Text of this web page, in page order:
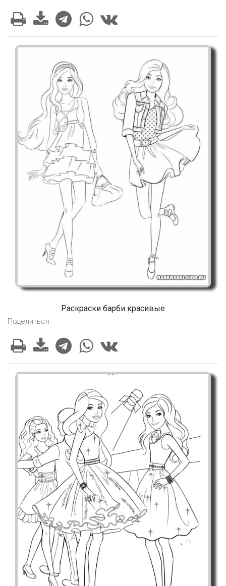
Раскраски барби красивые
Поделиться: